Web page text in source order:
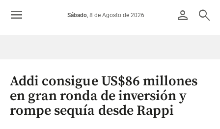
Colombia
person search
Sábado, 8 de Agosto de 2026
menu
Addi consigue US$86 millones
en gran ronda de inversión y
rompe sequía desde Rappi